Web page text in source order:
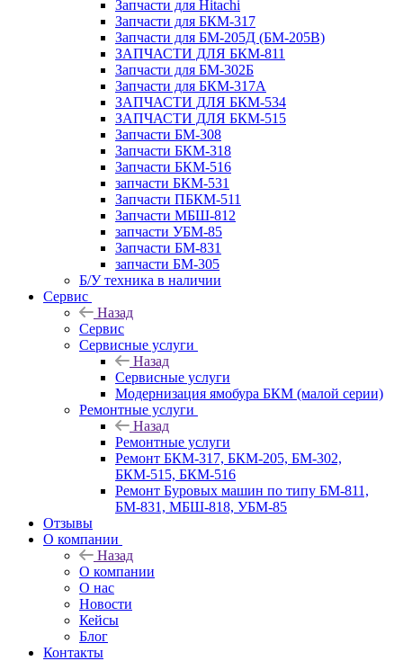
Запчасти для Hitachi
Запчасти для БКМ-317
Запчасти для БМ-205Д (БМ-205В)
ЗАПЧАСТИ ДЛЯ БКМ-811
Запчасти для БМ-302Б
Запчасти для БКМ-317А
ЗАПЧАСТИ ДЛЯ БКМ-534
ЗАПЧАСТИ ДЛЯ БКМ-515
Запчасти БМ-308
Запчасти БКМ-318
Запчасти БКМ-516
запчасти БКМ-531
Запчасти ПБКМ-511
Запчасти МБШ-812
запчасти УБМ-85
Запчасти БМ-831
запчасти БМ-305
Б/У техника в наличии
Сервис
Назад
Сервис
Сервисные услуги
Назад
Сервисные услуги
Модернизация ямобура БКМ (малой серии)
Ремонтные услуги
Назад
Ремонтные услуги
Ремонт БКМ-317, БКМ-205, БМ-302,
БКМ-515, БКМ-516
Ремонт Буровых машин по типу БМ-811,
БМ-831, МБШ-818, УБМ-85
Отзывы
О компании
Назад
О компании
О нас
Новости
Кейсы
Блог
Контакты